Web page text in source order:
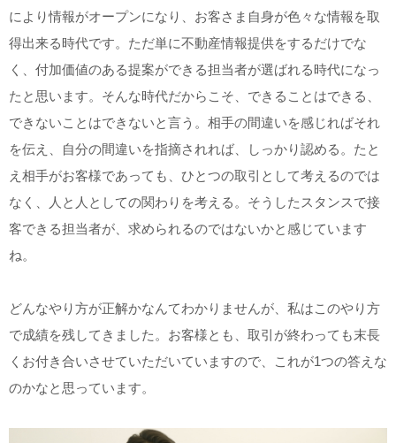
により情報がオープンになり、お客さま自身が色々な情報を取
得出来る時代です。ただ単に不動産情報提供をするだけでな
く、付加価値のある提案ができる担当者が選ばれる時代になっ
たと思います。そんな時代だからこそ、できることはできる、
できないことはできないと言う。相手の間違いを感じればそれ
を伝え、自分の間違いを指摘されれば、しっかり認める。たと
え相手がお客様であっても、ひとつの取引として考えるのでは
なく、人と人としての関わりを考える。そうしたスタンスで接
客できる担当者が、求められるのではないかと感じています
ね。
どんなやり方が正解かなんてわかりませんが、私はこのやり方
で成績を残してきました。お客様とも、取引が終わっても末長
くお付き合いさせていただいていますので、これが1つの答えな
のかなと思っています。